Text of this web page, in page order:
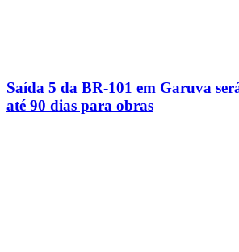
Saída 5 da BR-101 em Garuva
até 90 dias para obras